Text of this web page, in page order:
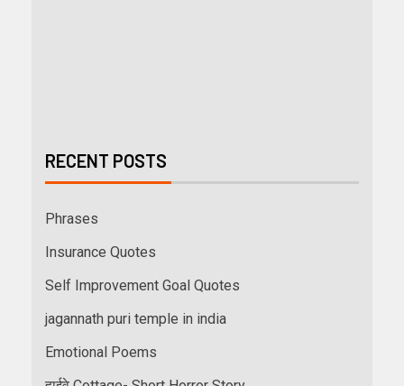
RECENT POSTS
Phrases
Insurance Quotes
Self Improvement Goal Quotes
jagannath puri temple in india
Emotional Poems